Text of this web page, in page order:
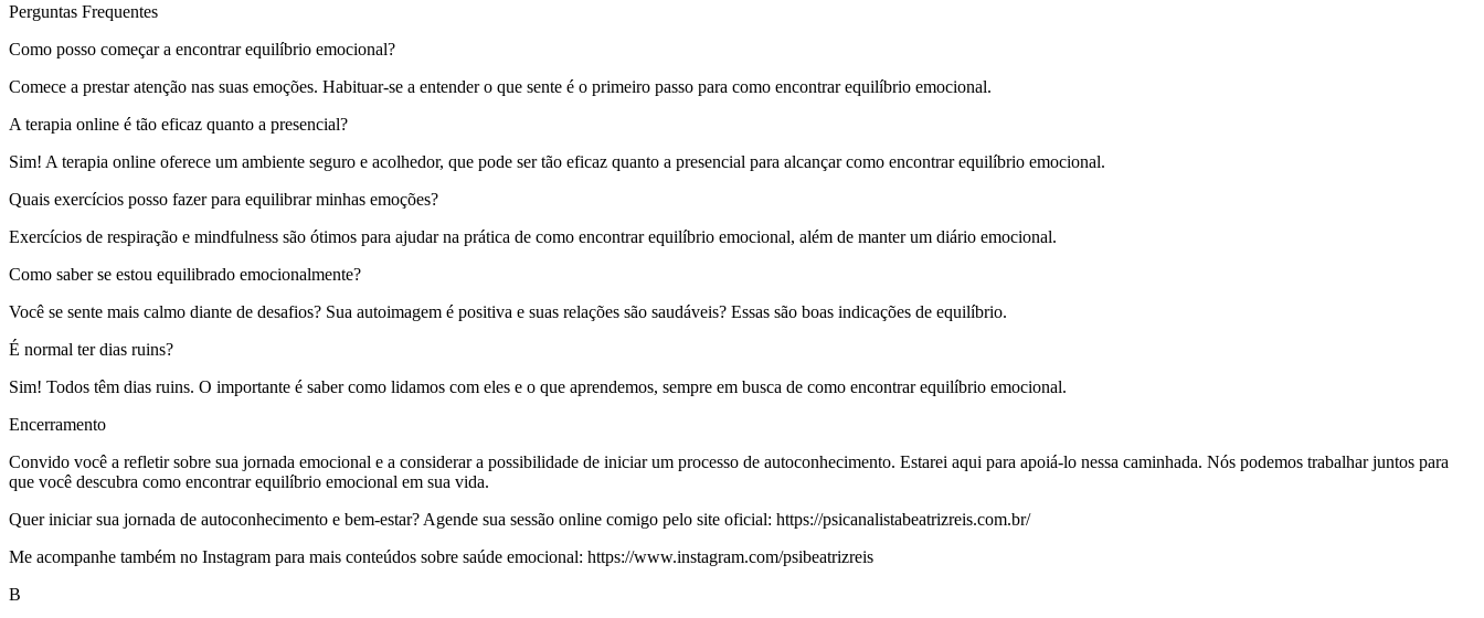
Perguntas Frequentes
Como posso começar a encontrar equilíbrio emocional?
Comece a prestar atenção nas suas emoções. Habituar-se a entender o que sente é o primeiro passo para como encontrar equilíbrio emocional.
A terapia online é tão eficaz quanto a presencial?
Sim! A terapia online oferece um ambiente seguro e acolhedor, que pode ser tão eficaz quanto a presencial para alcançar como encontrar equilíbrio emocional.
Quais exercícios posso fazer para equilibrar minhas emoções?
Exercícios de respiração e mindfulness são ótimos para ajudar na prática de como encontrar equilíbrio emocional, além de manter um diário emocional.
Como saber se estou equilibrado emocionalmente?
Você se sente mais calmo diante de desafios? Sua autoimagem é positiva e suas relações são saudáveis? Essas são boas indicações de equilíbrio.
É normal ter dias ruins?
Sim! Todos têm dias ruins. O importante é saber como lidamos com eles e o que aprendemos, sempre em busca de como encontrar equilíbrio emocional.
Encerramento
Convido você a refletir sobre sua jornada emocional e a considerar a possibilidade de iniciar um processo de autoconhecimento. Estarei aqui para apoiá-lo nessa caminhada. Nós podemos trabalhar juntos para
que você descubra como encontrar equilíbrio emocional em sua vida.
Quer iniciar sua jornada de autoconhecimento e bem-estar? Agende sua sessão online comigo pelo site oficial: https://psicanalistabeatrizreis.com.br/
Me acompanhe também no Instagram para mais conteúdos sobre saúde emocional: https://www.instagram.com/psibeatrizreis
B